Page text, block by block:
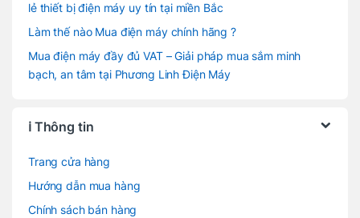
lẻ thiết bị điện máy uy tín tại miền Bắc
Làm thế nào Mua điện máy chính hãng ?
Mua điện máy đầy đủ VAT – Giải pháp mua sắm minh
bạch, an tâm tại Phương Linh Điện Máy
ℹ️ Thông tin
Trang cửa hàng
Hướng dẫn mua hàng
Chính sách bán hàng